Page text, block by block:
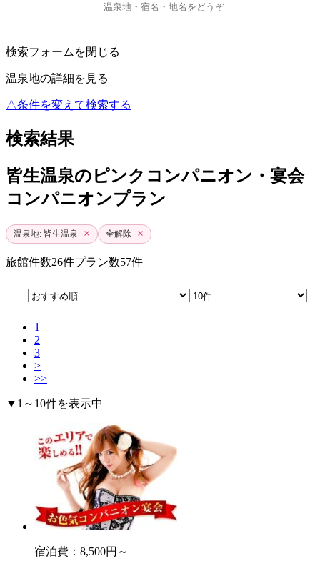
検索フォームを閉じる
温泉地の詳細を見る
△条件を変えて検索する
検索結果
皆生温泉のピンクコンパニオン・宴会
コンパニオンプラン
温泉地: 皆生温泉 × 全解除 ×
旅館件数26件プラン数57件
1
2
3
>
>>
▼1～10件を表示中
宿泊費： 8,500円～